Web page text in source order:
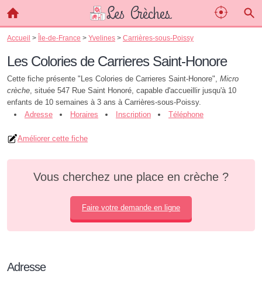
Accueil > Île-de-France > Yvelines > Carrières-sous-Poissy
Les Colories de Carrieres Saint-Honore
Cette fiche présente "Les Colories de Carrieres Saint-Honore", Micro
crèche, située 547 Rue Saint Honoré, capable d'accueillir jusqu'à 10
enfants de 10 semaines à 3 ans à Carrières-sous-Poissy.
Adresse
Horaires Inscription Téléphone
Améliorer cette fiche
Vous cherchez une place en crèche ?
Faire votre demande en ligne
Adresse